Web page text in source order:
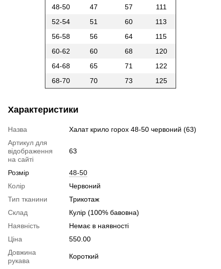
48-50
47 57
111
52-54
51 60
113
56-58
56 64
115
60-62
60 68
120
64-68
65 71
122
68-70
70 73 125
Характеристики
Назва
Халат крило горох 48-50 червоний (63)
Артикул для
відображення
на сайті
63
Розмір
48-50
Колір
Червоний
Тип тканини
Трикотаж
Склад
Кулір (100% бавовна)
Наявність
Немає в наявності
Ціна
550.00
Довжина
рукава
Короткий